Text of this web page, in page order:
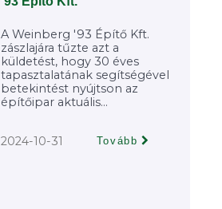
A Weinberg '93 Építő Kft.
zászlajára tűzte azt a
küldetést, hogy 30 éves
tapasztalatának segítségével
betekintést nyújtson az
építőipar aktuális...
2024-10-31 Tovább